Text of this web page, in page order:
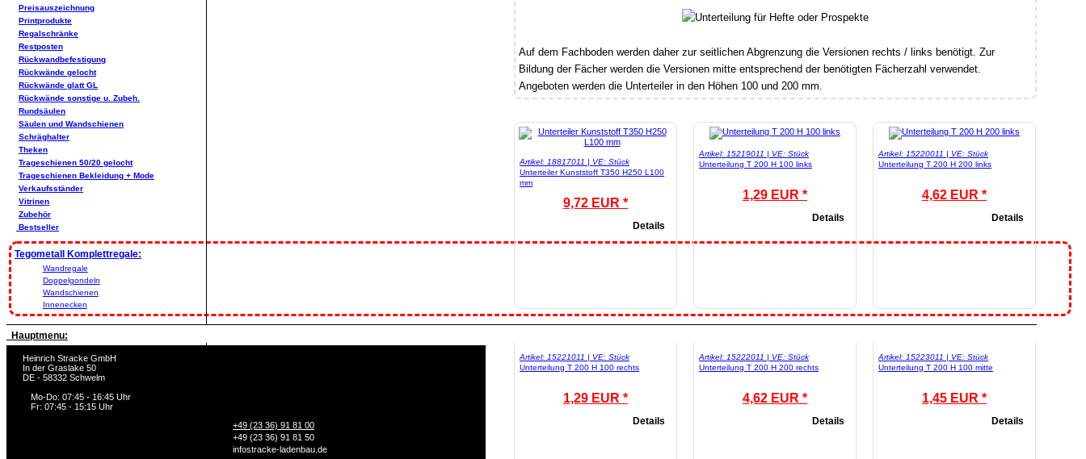
Auf dem Fachboden werden daher zur seitlichen Abgrenzung die Versionen rechts / links benötigt. Zur
Bildung der Fächer werden die Versionen mitte entsprechend der benötigten Fächerzahl verwendet.
Angeboten werden die Unterteiler in den Höhen 100 und 200 mm.
Artikel: 18817011 | VE: Stück
Unterteiler Kunststoff T350 H250 L100
mm
9,72 EUR *
Details
Artikel: 15219011 | VE: Stück
Unterteilung T 200 H 100 links
1,29 EUR *
Details
Artikel: 15220011 | VE: Stück
Unterteilung T 200 H 200 links
4,62 EUR *
Details
Artikel: 15221011 | VE: Stück
Unterteilung T 200 H 100 rechts
1,29 EUR *
Details
Artikel: 15222011 | VE: Stück
Unterteilung T 200 H 200 rechts
4,62 EUR *
Details
Artikel: 15223011 | VE: Stück
Unterteilung T 200 H 100 mitte
1,45 EUR *
Details
Preisauszeichnung
Printprodukte
Regalschränke
Restposten
Rückwandbefestigung
Rückwände gelocht
Rückwände glatt GL
Rückwände sonstige u. Zubeh.
Rundsäulen
Säulen und Wandschienen
Schräghalter
Theken
Trageschienen 50/20 gelocht
Trageschienen Bekleidung + Mode
Verkaufsständer
Vitrinen
Zubehör
Bestseller
Tegometall Komplettregale:
Wandregale
Doppelgondeln
Wandschienen
Innenecken
Hauptmenu:
Heinrich Stracke GmbH
In der Graslake 50
DE - 58332 Schwelm
Mo-Do: 07:45 - 16:45 Uhr
Fr: 07:45 - 15:15 Uhr
+49 (23 36) 91 81 00
+49 (23 36) 91 81 50
infostracke-ladenbau.de